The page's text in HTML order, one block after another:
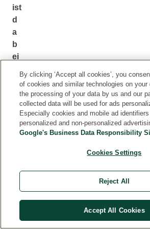
ist
d
a
b
ei
ht
u:
ht
By clicking ‘Accept all cookies’, you
of cookies and similar technologies on your
the processing of your data by us and our
collected data will be used for ads
Especially cookies and mobile ad
personalized and non-personalized
Google's Business Data Responsibility
Cookies Settings
Reject All
Accept All Cookies